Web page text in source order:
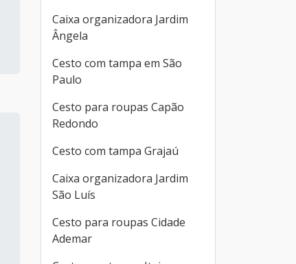
Caixa organizadora Jardim
Ângela
Cesto com tampa em São
Paulo
Cesto para roupas Capão
Redondo
Cesto com tampa Grajaú
Caixa organizadora Jardim
São Luís
Cesto para roupas Cidade
Ademar